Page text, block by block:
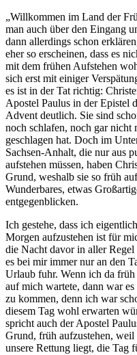
„Willkommen im Land der
man auch über den Eingang
dann allerdings schon
eher so erscheinen, dass es
mit dem frühen Aufstehen
sich erst mit einiger
es ist in der Tat richtig:
Apostel Paulus in der Epistel
Advent deutlich. Sie sind
noch schlafen, noch gar nicht
geschlagen hat. Doch im
Sachsen-Anhalt, die nur aus
aufstehen müssen, haben
Grund, weshalb sie so früh
Wunderbares, etwas
entgegenblicken.
Ich gestehe, dass ich
Morgen aufzustehen ist für
die Nacht davor in aller
es bei mir immer nur an den
Urlaub fuhr. Wenn ich da früh
auf mich wartete, dann war
zu kommen, denn ich war
diesem Tag wohl erwarten
spricht auch der Apostel
Grund, früh aufzustehen,
unsere Rettung liegt, die Tag